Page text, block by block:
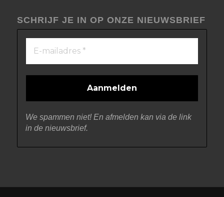
SCHRIJF JE IN OP ONZE NIEUWSBRIEF
We spammen niet! En afmelden kan via de link
in de nieuwsbrief.